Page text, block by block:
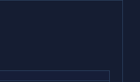
Aufenthalt !